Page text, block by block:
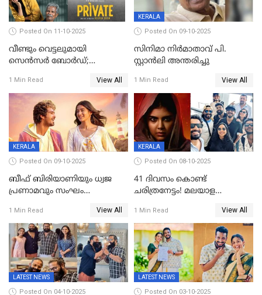
Posted On 11-10-2025
വീണ്ടും വെട്ടലുമായി
സെന്‍സര്‍ ബോര്‍ഡ്;
തിരുത്തല്‍
1 Min Read View All
KERALA
Posted On 09-10-2025
സിനിമാ നിർമാതാവ് പി.
സ്റ്റാൻലി അന്തരിച്ചു
1 Min Read View All
KERALA
Posted On 09-10-2025
ബീഫ് ബിരിയാണിയും ധ്വജ
പ്രണാമവും സംഘം
നിഗത്തിന്റെ ഹാൽ
സിനിമയ്ക്ക്
സെൻസർബോർഡിന്റെ
കടുംവെട്ട്
1 Min Read View All
KERALA
Posted On 08-10-2025
41 ദിവസം കൊണ്ട്
ചരിത്രനേട്ടം! മലയാള
അധ്യായം, വിസ്മയമായി
ലോക 300 കോടി ക്ലബ്ബിൽ
1 Min Read View All
LATEST NEWS
Posted On 04-10-2025
LATEST NEWS
Posted On 03-10-2025